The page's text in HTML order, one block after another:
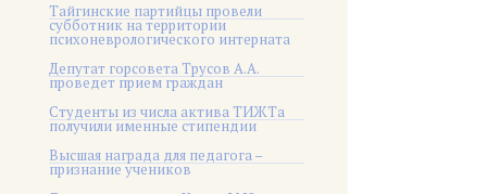
Тайгинские партийцы провели
субботник на территории
психоневрологического интерната
Депутат горсовета Трусов А.А.
проведет прием граждан
Студенты из числа актива ТИЖТа
получили именные стипендии
Высшая награда для педагога –
признание учеников